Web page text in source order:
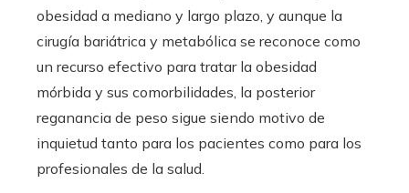
obesidad a mediano y largo plazo, y aunque la
cirugía bariátrica y metabólica se reconoce como
un recurso efectivo para tratar la obesidad
mórbida y sus comorbilidades, la posterior
reganancia de peso sigue siendo motivo de
inquietud tanto para los pacientes como para los
profesionales de la salud.